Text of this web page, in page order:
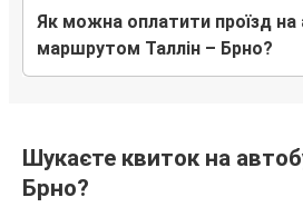
Як можна оплатити проїзд на
маршрутом Таллін – Брно?
Шукаєте квиток на
Брно?